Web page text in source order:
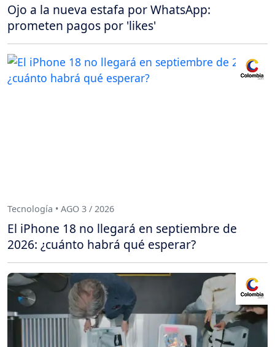
Ojo a la nueva estafa por WhatsApp:
prometen pagos por 'likes'
Tecnología • AGO 3 / 2026
El iPhone 18 no llegará en septiembre de
2026: ¿cuánto habrá qué esperar?